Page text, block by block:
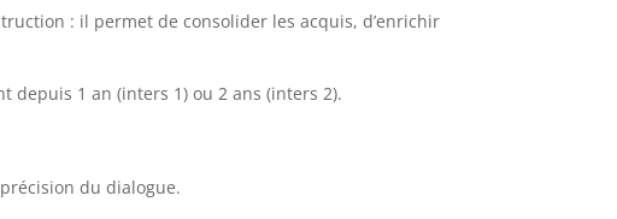
: il permet de consolider les acquis, d’enrichir
1 an (inters 1) ou 2 ans (inters 2).
du dialogue.